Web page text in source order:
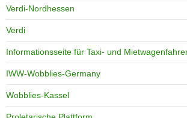
Verdi-Nordhessen
Verdi
Informationsseite für Taxi- und
IWW-Wobblies-Germany
Wobblies-Kassel